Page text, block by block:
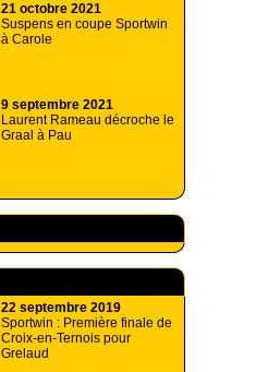
21 octobre 2021
Suspens en coupe Sportwin
à Carole
9 septembre 2021
Laurent Rameau décroche le
Graal à Pau
22 septembre 2019
Sportwin : Première finale de
Croix-en-Ternois pour
Grelaud